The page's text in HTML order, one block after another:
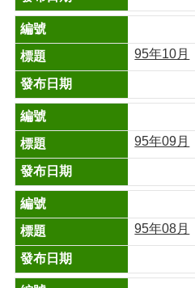
95年10月
95年09月
95年08月